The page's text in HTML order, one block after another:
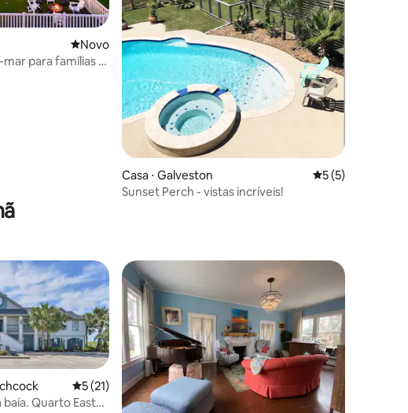
Novo lugar para ficar
Novo
para famílias •
Casa ⋅ Galveston 5 de uma
5 (5)
Sunset Perch - vistas incríveis!
5 de uma avaliação média de 5, 21 avaliações
5 (21)
Quarto East